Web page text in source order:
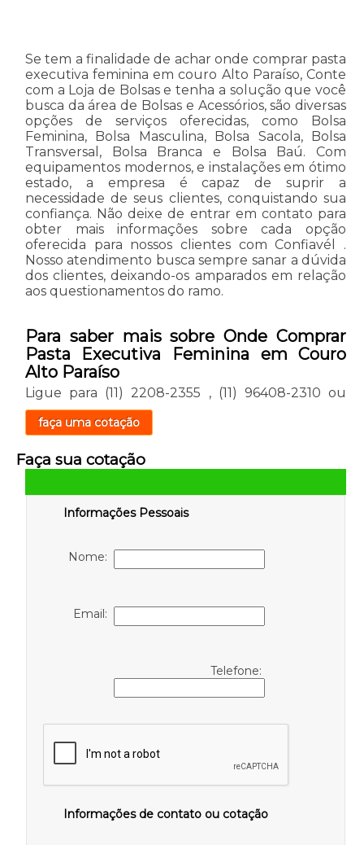
Se tem a finalidade de achar onde comprar pasta
executiva feminina em couro Alto Paraíso, Conte
com a Loja de Bolsas e tenha a solução que você
busca da área de Bolsas e Acessórios, são diversas
opções de serviços oferecidas, como Bolsa
Feminina, Bolsa Masculina, Bolsa Sacola, Bolsa
Transversal, Bolsa Branca e Bolsa Baú. Com
equipamentos modernos, e instalações em ótimo
estado, a empresa é capaz de suprir a
necessidade de seus clientes, conquistando sua
confiança. Não deixe de entrar em contato para
obter mais informações sobre cada opção
oferecida para nossos clientes com Confiavél .
Nosso atendimento busca sempre sanar a dúvida
dos clientes, deixando-os amparados em relação
aos questionamentos do ramo.
Para saber mais sobre Onde Comprar
Pasta Executiva Feminina em Couro
Alto Paraíso
Ligue para (11) 2208-2355 , (11) 96408-2310 ou
faça uma cotação
Faça sua cotação
Informações Pessoais
Nome:
Email:
Telefone:
Informações de contato ou cotação